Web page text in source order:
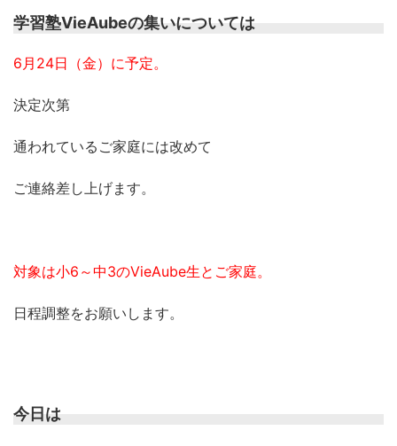
学習塾VieAubeの集いについては
6月24日（金）に予定。
決定次第
通われているご家庭には改めて
ご連絡差し上げます。
対象は小6～中3のVieAube生とご家庭。
日程調整をお願いします。
今日は